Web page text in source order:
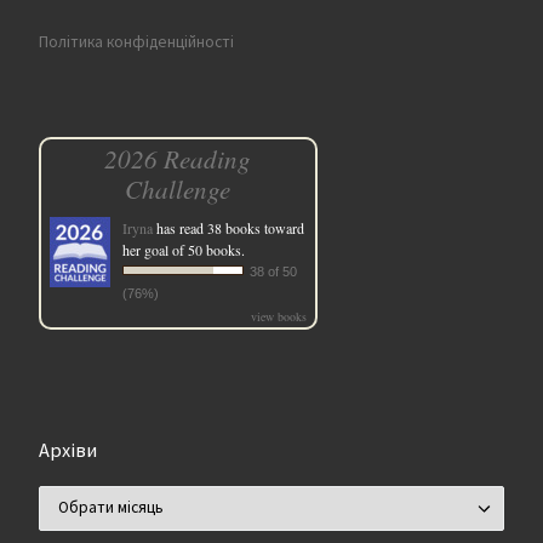
Політика конфіденційності
2026 Reading
Challenge
Irynahas read 38 books toward
her goal of 50 books.
38 of 50
(76%)
view books
Архіви